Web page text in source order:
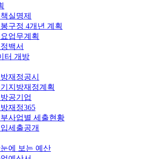
실명제
구정 4개년 계획
업무계획
백서
터 개방
재정공시
지방재정계획
공기업
재정365
사업별 세출현황
세출공개
에 보는 예산